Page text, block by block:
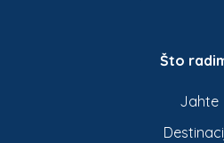
Što
Jahte